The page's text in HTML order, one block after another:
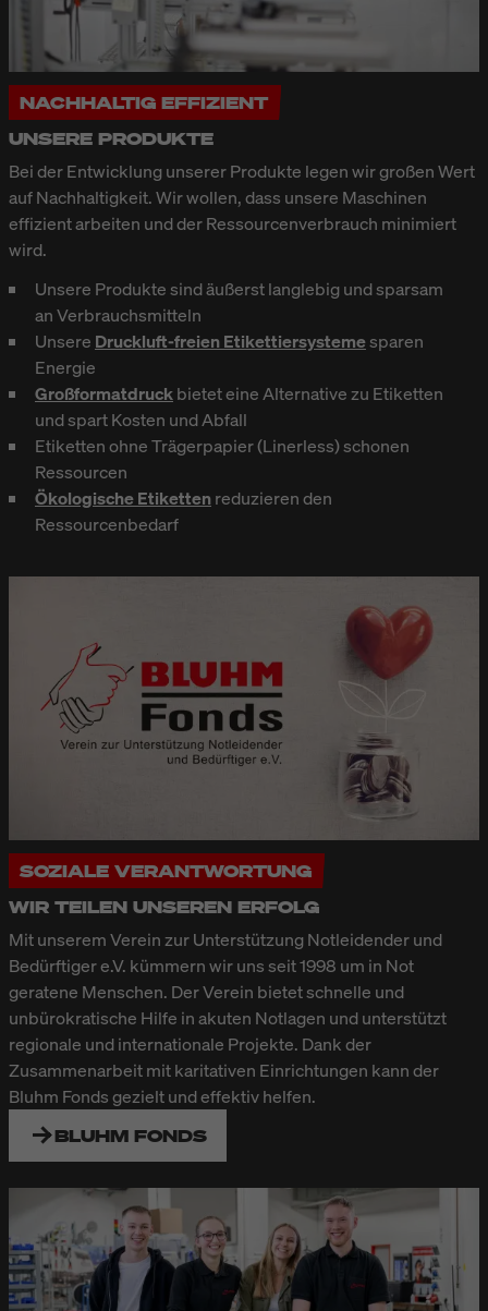
NACHHALTIG EFFIZIENT
UNSERE PRODUKTE
Bei der Entwicklung unserer Produkte legen wir großen Wert
auf Nachhaltigkeit. Wir wollen, dass unsere Maschinen
effizient arbeiten und der Ressourcenverbrauch minimiert
wird.
Unsere Produkte sind äußerst langlebig und sparsam
an Verbrauchsmitteln
Unsere Druckluft-freien Etikettiersystemesparen
Energie
Großformatdruckbietet eine Alternative zu Etiketten
und spart Kosten und Abfall
Etiketten ohne Trägerpapier (Linerless) schonen
Ressourcen
Ökologische Etikettenreduzieren den
Ressourcenbedarf
SOZIALE VERANTWORTUNG
WIR TEILEN UNSEREN ERFOLG
Mit unserem Verein zur Unterstützung Notleidender und
Bedürftiger e.V. kümmern wir uns seit 1998 um in Not
geratene Menschen. Der Verein bietet schnelle und
unbürokratische Hilfe in akuten Notlagen und unterstützt
regionale und internationale Projekte. Dank der
Zusammenarbeit mit karitativen Einrichtungen kann der
Bluhm Fonds gezielt und effektiv helfen.
BLUHM FONDS